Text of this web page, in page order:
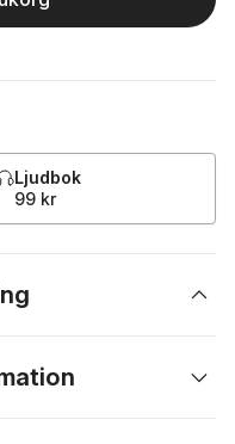
Ljudbok
99 kr